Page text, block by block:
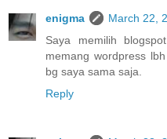
enigma
March 22,
Saya memilih
memang wordpress
bg saya sama saja.
Reply